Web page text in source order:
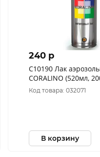
240 p
C10190 Лак
CORALINO (520мл,
Глянцевый
Код товара: 032071
В корзину